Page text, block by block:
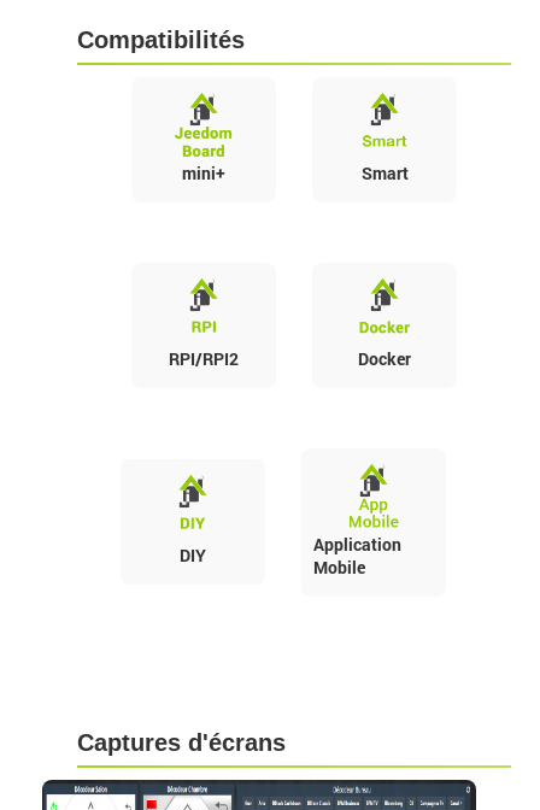
Compatibilités
mini+ Smart
RPI/RPI2 Docker
DIY
Application
Mobile
Captures d'écrans